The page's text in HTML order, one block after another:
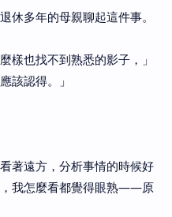
休多年的母親聊起這件事。
樣也找不到熟悉的影子，」
該認得。」
著遠方，分析事情的時候好
我怎麼看都覺得眼熟——原